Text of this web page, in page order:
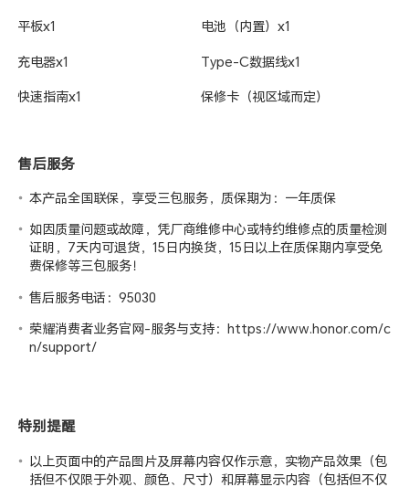
平板x1 电池（内置）x1
充电器x1 Type-C数据线x1
快速指南x1 保修卡（视区域而定）
售后服务
本产品全国联保，享受三包服务，质保期为：一年质保
如因质量问题或故障，凭厂商维修中心或特约维修点的质量检测
证明，7天内可退货，15日内换货，15日以上在质保期内享受免
费保修等三包服务！
售后服务电话：95030
荣耀消费者业务官网-服务与支持：https://www.honor.com/c
n/support/
特别提醒
以上页面中的产品图片及屏幕内容仅作示意，实物产品效果（包
括但不仅限于外观、颜色、尺寸）和屏幕显示内容（包括但不仅